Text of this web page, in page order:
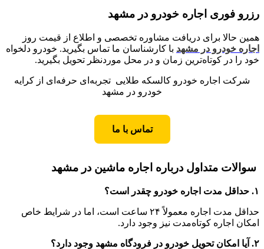
رزرو فوری اجاره خودرو در مشهد
همین حالا برای دریافت مشاوره تخصصی و اطلاع از قیمت روز
اجاره خودرو در مشهد با کارشناسان ما تماس بگیرید. خودرو دلخواه
خود را در کوتاه‌ترین زمان و در محل موردنظر تحویل بگیرید.
شرکت اجاره خودرو کالسکه طلایی تجربه‌ای حرفه‌ای از کرایه
خودرو در مشهد
تماس با ما
سوالات متداول درباره اجاره ماشین در مشهد
۱. حداقل مدت اجاره خودرو چقدر است؟
حداقل مدت اجاره معمولاً ۲۴ ساعت است، اما در شرایط خاص
امکان اجاره کوتاه‌مدت نیز وجود دارد.
۲. آیا امکان تحویل خودرو در فرودگاه مشهد وجود دارد؟